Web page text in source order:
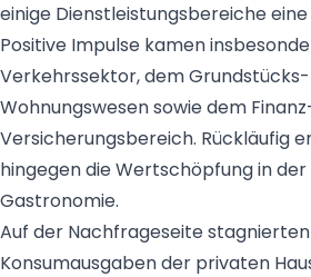
einige Dienstleistungsbereiche
Positive Impulse kamen
Verkehrssektor, dem
Wohnungswesen sowie dem
Versicherungsbereich. Rückläufig
hingegen die Wertschöpfung in
Gastronomie.
Auf der Nachfrageseite
Konsumausgaben der privaten